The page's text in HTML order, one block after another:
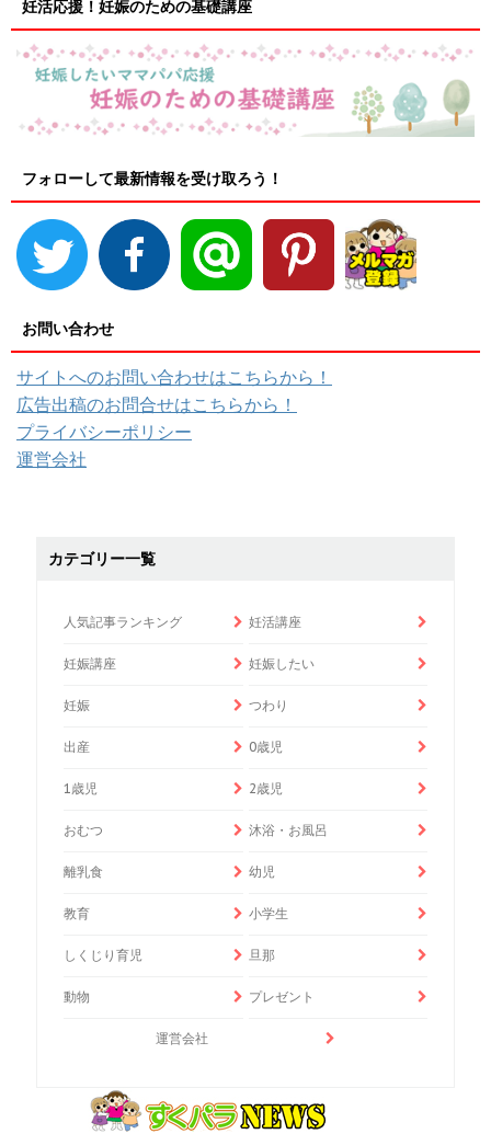
妊活応援！妊娠のための基礎講座
フォローして最新情報を受け取ろう！
お問い合わせ
サイトへのお問い合わせはこちらから！
広告出稿のお問合せはこちらから！
プライバシーポリシー
運営会社
カテゴリー一覧
人気記事ランキング 妊活講座
妊娠講座 妊娠したい
妊娠 つわり
出産 0歳児
1歳児 2歳児
おむつ 沐浴・お風呂
離乳食 幼児
教育 小学生
しくじり育児 旦那
動物 プレゼント
運営会社